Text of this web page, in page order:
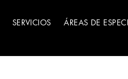
SERVICIOS ÁREAS DE